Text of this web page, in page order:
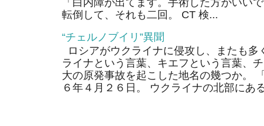
「白内障が出てます。手術した方がい
転倒して、それも二回。 CT 検...
“チェルノブイリ”異聞
ロシアがウクライナに侵攻し、またも
ライナという言葉、キエフという言葉、
大の原発事故を起こした地名の幾つか。
６年４月２６日。 ウクライナの北部にあ